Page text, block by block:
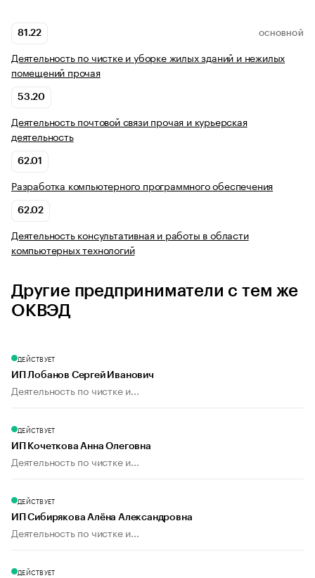
81.22 ОСНОВНОЙ
Деятельность по чистке и уборке жилых зданий и нежилых
помещений прочая
53.20
Деятельность почтовой связи прочая и курьерская
деятельность
62.01
Разработка компьютерного программного обеспечения
62.02
Деятельность консультативная и работы в области
компьютерных технологий
Другие предприниматели с тем же
ОКВЭД
ДЕЙСТВУЕТ
ИП Лобанов Сергей Иванович
Деятельность по чистке и...
ДЕЙСТВУЕТ
ИП Кочеткова Анна Олеговна
Деятельность по чистке и...
ДЕЙСТВУЕТ
ИП Сибирякова Алёна Александровна
Деятельность по чистке и...
ДЕЙСТВУЕТ